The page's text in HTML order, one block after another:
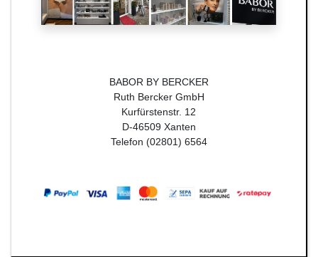
BABOR BY BERCKER
Ruth Bercker GmbH
Kurfürstenstr. 12
D-46509 Xanten
Telefon (02801) 6564